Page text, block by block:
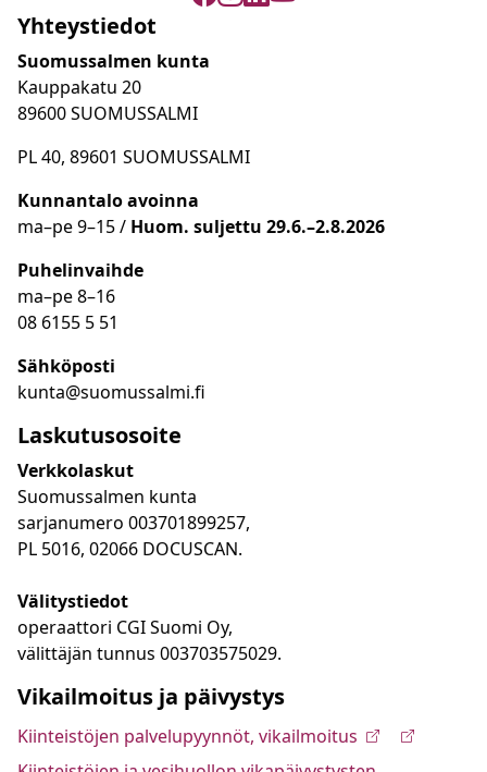
Yhteystiedot
Suomussalmen kunta
Kauppakatu 20
89600 SUOMUSSALMI
PL 40, 89601 SUOMUSSALMI
Kunnantalo avoinna
ma–pe 9–15 / Huom. suljettu 29.6.–2.8.2026
Puhelinvaihde
ma–pe 8–16
08 6155 5 51
Sähköposti
kunta@suomussalmi.fi
Laskutusosoite
Verkkolaskut
Suomussalmen kunta
sarjanumero 003701899257,
PL 5016, 02066 DOCUSCAN.
Välitystiedot
operaattori CGI Suomi Oy,
välittäjän tunnus 003703575029.
Vikailmoitus ja päivystys
Kiinteistöjen palvelupyynnöt, vikailmoitus